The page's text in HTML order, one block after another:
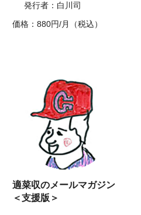
発行者：白川司
価格：880円/月（税込）
適菜収のメールマガジン
＜支援版＞